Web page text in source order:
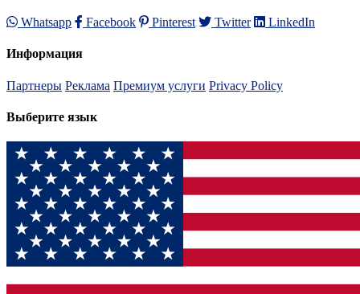
Whatsapp Facebook Pinterest Twitter LinkedIn
Информация
Партнеры Реклама Премиум услуги Privacy Policy
Выберите язык